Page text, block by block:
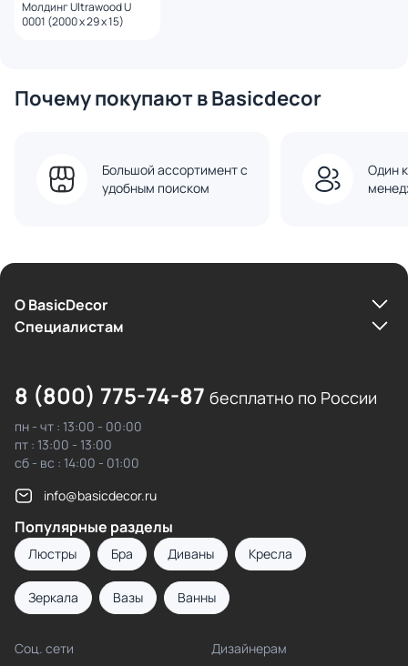
Молдинг Ultrawood U
0001 (2000 х 29 х 15)
Почему покупают в Basicdecor
Большой ассортимент с
удобным поиском
Один
О BasicDecor
Cпециалистам
8 (800) 775-74-87 бесплатно по России
пн - чт : 13:00 - 00:00
пт : 13:00 - 13:00
сб - вс : 14:00 - 01:00
info@basicdecor.ru
Популярные разделы
Люстры Бра Диваны Кресла
Зеркала Вазы Ванны
Соц. сети Дизайнерам